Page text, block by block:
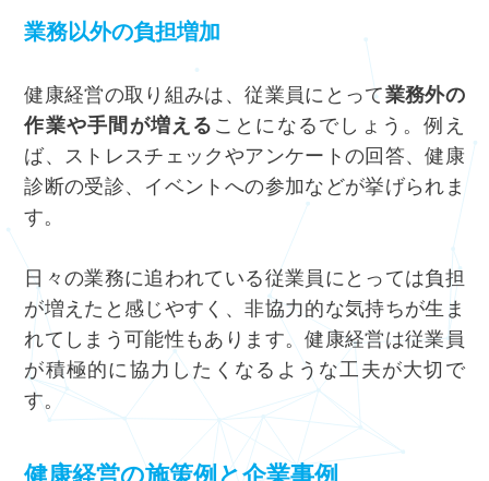
業務以外の負担増加
健康経営の取り組みは、従業員にとって業務外の
作業や手間が増える ことになるでしょう。例え
ば、ストレスチェックやアンケートの回答、健康
診断の受診、イベントへの参加などが挙げられま
す。
日々の業務に追われている従業員にとっては負担
が増えたと感じやすく、非協力的な気持ちが生ま
れてしまう可能性もあります。健康経営は従業員
が積極的に協力したくなるような工夫が大切で
す。
健康経営の施策例と企業事例